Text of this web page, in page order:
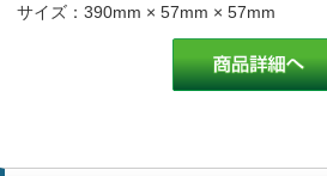
サイズ：390mm × 57mm × 57mm